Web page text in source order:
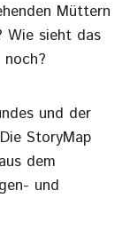
Müttern
Wie sieht das
und der
StoryMap
dem
und